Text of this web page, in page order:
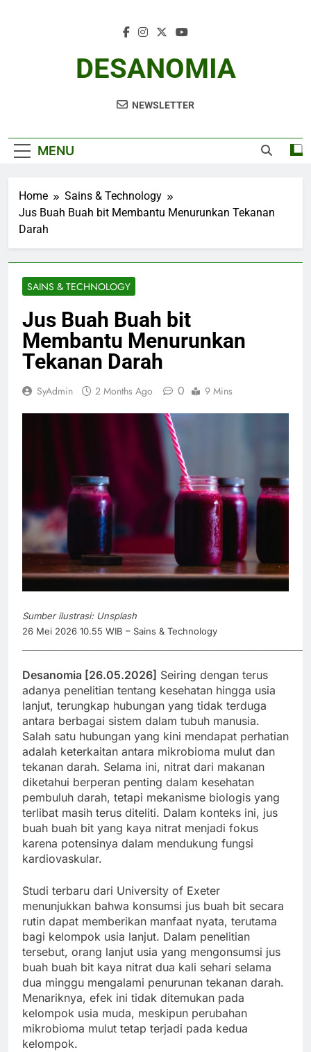
DESANOMIA
NEWSLETTER
MENU
Home
Sains & Technology
Jus Buah Buah bit Membantu Menurunkan Tekanan
Darah
SAINS & TECHNOLOGY
Jus Buah Buah bit
Membantu Menurunkan
Tekanan Darah
SyAdmin 2 Months Ago 0 9 Mins
Sumber ilustrasi: Unsplash
26 Mei 2026 10.55 WIB – Sains & Technology
Desanomia [26.05.2026] Seiring dengan terus
adanya penelitian tentang kesehatan hingga usia
lanjut, terungkap hubungan yang tidak terduga
antara berbagai sistem dalam tubuh manusia.
Salah satu hubungan yang kini mendapat perhatian
adalah keterkaitan antara mikrobioma mulut dan
tekanan darah. Selama ini, nitrat dari makanan
diketahui berperan penting dalam kesehatan
pembuluh darah, tetapi mekanisme biologis yang
terlibat masih terus diteliti. Dalam konteks ini, jus
buah buah bit yang kaya nitrat menjadi fokus
karena potensinya dalam mendukung fungsi
kardiovaskular.
Studi terbaru dari University of Exeter
menunjukkan bahwa konsumsi jus buah bit secara
rutin dapat memberikan manfaat nyata, terutama
bagi kelompok usia lanjut. Dalam penelitian
tersebut, orang lanjut usia yang mengonsumsi jus
buah buah bit kaya nitrat dua kali sehari selama
dua minggu mengalami penurunan tekanan darah.
Menariknya, efek ini tidak ditemukan pada
kelompok usia muda, meskipun perubahan
mikrobioma mulut tetap terjadi pada kedua
kelompok.